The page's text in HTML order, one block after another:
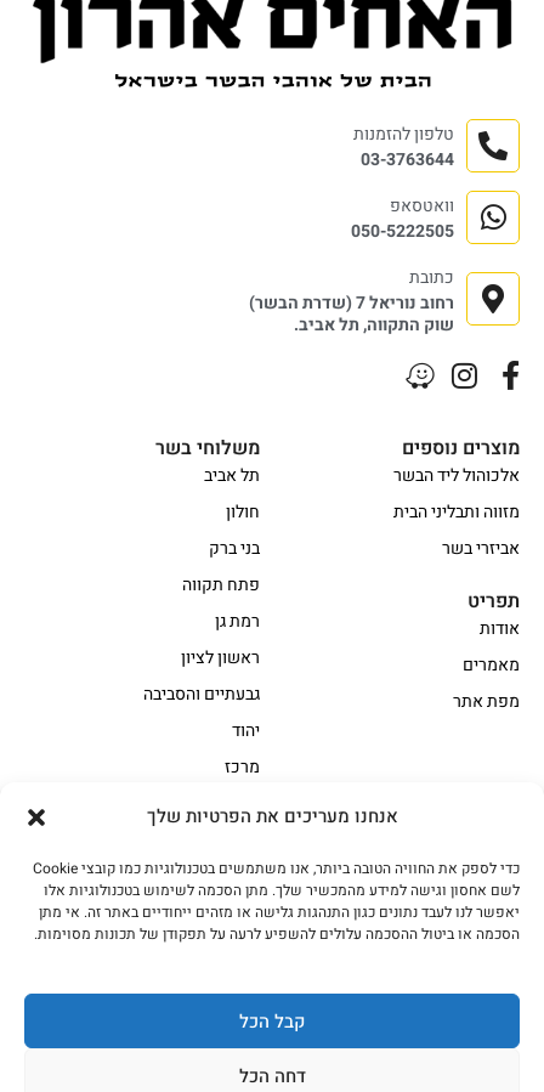
אנחנו מעריכים את הפרטיות שלך
כדי לספק את החוויה הטובה ביותר, אנו משתמשים בטכנולוגיות כמו קובצי Cookie
לשם אחסון וגישה למידע מהמכשיר שלך. מתן הסכמה לשימוש בטכנולוגיות אלו
יאפשר לנו לעבד נתונים כגון התנהגות גלישה או מזהים ייחודיים באתר זה. אי מתן
הסכמה או ביטול ההסכמה עלולים להשפיע לרעה על תפקודן של תכונות מסוימות.
קבל הכל
דחה הכל
אווז
בשר בקר משובח
בשר בקר עגלה משובח
בשר למעשנת
הודו
חלקים אחוריים
מיוחדי מסורת1
נתחי פנים
עוף
משלוחי בשר
תל אביב
חולון
בני ברק
פתח תקווה
רמת גן
ראשון לציון
גבעתיים והסביבה
יהוד
מרכז
מוצרים נוספים
אלכוהול ליד הבשר
מזווה ותבליני הבית
אביזרי בשר
תפריט
אודות
מאמרים
מפת אתר
טלפון להזמנות
03-3763644
וואטסאפ
050-5222505
כתובת
רחוב נוריאל 7 (שדרת הבשר)
שוק התקווה, תל אביב.